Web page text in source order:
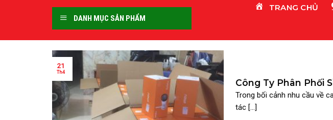
DANH MỤC SẢN PHẨM
TRANG CHỦ
Công Ty Phân Phối
camerakhongday.vn
Trong bối cảnh nhu cầu về
tác [...]
21
Th4